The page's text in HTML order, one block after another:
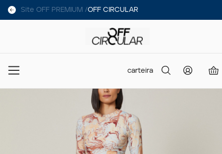
Site OFF PREMIUM /OFF CIRCULAR
carteira